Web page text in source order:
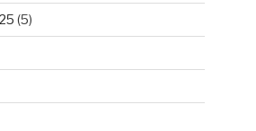
(5)